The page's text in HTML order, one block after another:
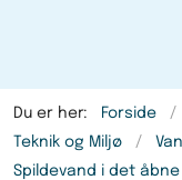
Du er her: Forside
Teknik og Miljø
Spildevand i det åbne